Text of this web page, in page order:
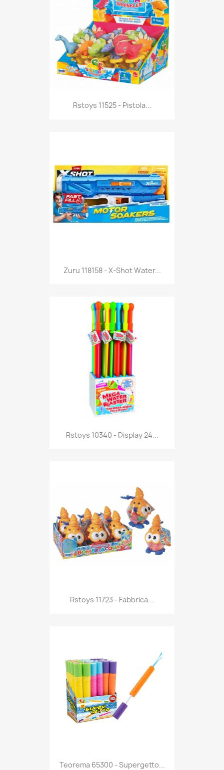
 Anteprima
Rstoys 11525 - Pistola...
Anteprima
Zuru 118158 - X-Shot Water...
Anteprima
Rstoys 10340 - Display 24...
Anteprima
Rstoys 11723 - Fabbrica...
Anteprima
Teorema 65300 - Supergetto...